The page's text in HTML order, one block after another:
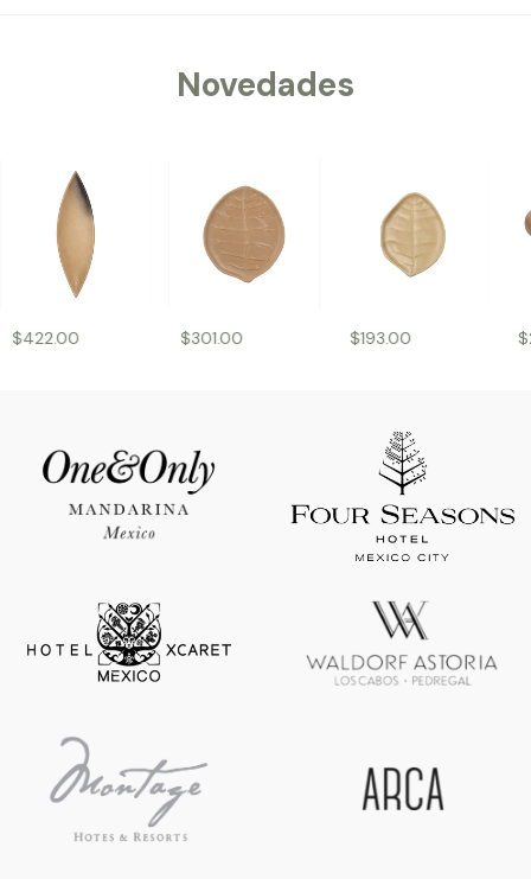
Novedades
$422.00 $301.00 $193.00